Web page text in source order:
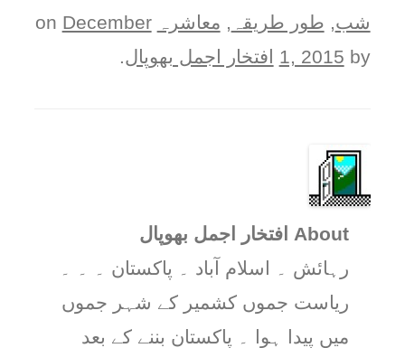
شب, طور طريقہ , معاشرہ on
December
1, 2015 by افتخار اجمل بھوپال.
About افتخار اجمل بھوپال
رہائش ۔ اسلام آباد ۔ پاکستان ۔ ۔ ۔
ریاست جموں کشمیر کے شہر جموں
میں پیدا ہوا ۔ پاکستان بننے کے بعد